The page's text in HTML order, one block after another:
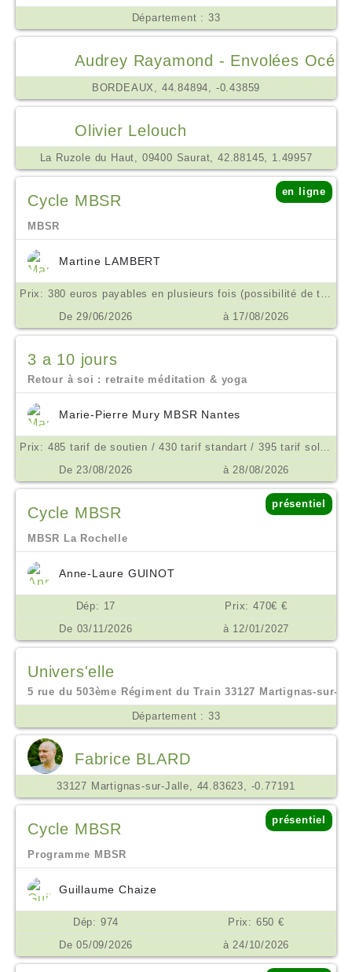
Département : 33
Audrey Rayamond - Envolées
BORDEAUX, 44.84894, -0.43859
Olivier Lelouch
La Ruzole du Haut, 09400 Saurat, 42.88145, 1.49957
Cycle MBSR
en ligne
MBSR
Martine LAMBERT
Prix: 380 euros payables en plusieurs fois (possibilité de tarif aménagé ne pas hésiter à m'en parler) €
De 29/06/2026
à 17/08/2026
3 a 10 jours
Retour à soi : retraite méditation & yoga
Marie-Pierre Mury MBSR Nantes
Prix: 485 tarif de soutien / 430 tarif standart / 395 tarif solidaite €
De 23/08/2026
à 28/08/2026
Cycle MBSR
présentiel
MBSR La Rochelle
Anne-Laure GUINOT
Dép: 17
Prix: 470€ €
De 03/11/2026
à 12/01/2027
Univers'elle
5 rue du 503ème Régiment du Train 33127 Martignas-sur-
Département : 33
Fabrice BLARD
33127 Martignas-sur-Jalle, 44.83623, -0.77191
Cycle MBSR
présentiel
Programme MBSR
Guillaume Chaize
Dép: 974
Prix: 650 €
De 05/09/2026
à 24/10/2026